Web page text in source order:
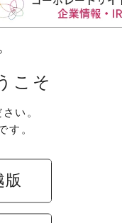
こそ
い。
す。
版
ふわふわかき氷
の氷を使用🍧